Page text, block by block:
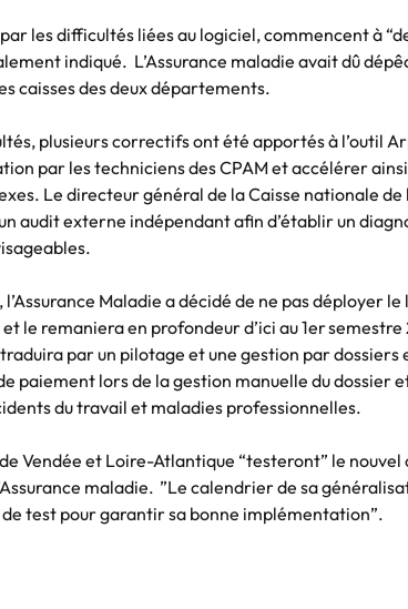
les difficultés liées au logiciel, commencent à
indiqué. L’Assurance maladie avait dû
caisses des deux départements.
plusieurs correctifs ont été apportés à l’outil
par les techniciens des CPAM et accélérer
Le directeur général de la Caisse nationale de
audit externe indépendant afin d’établir un
l’Assurance Maladie a décidé de ne pas déployer
le remaniera en profondeur d’ici au 1er semestre
par un pilotage et une gestion par dossiers
paiement lors de la gestion manuelle du dossier
du travail et maladies professionnelles.
Vendée et Loire-Atlantique “testeront” le
maladie. ”Le calendrier de sa
de test pour garantir sa bonne implémentation”.